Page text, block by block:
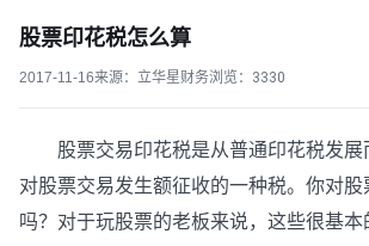
股票印花税怎么算
2017-11-16来源：立华星财务浏览： 3330
股票交易印花税是从普通印花税发展
对股票交易发生额征收的一种税。你对
吗？对于玩股票的老板来说，这些很基